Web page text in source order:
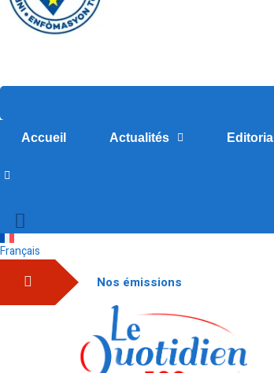
Accueil Actualités Editorial
Français
Nos émissions